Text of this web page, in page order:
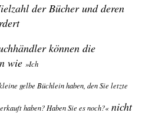
der Bücher und deren
können die
wie »Ich
gelbe Büchlein haben, den Sie letzte
haben? Haben Sie es noch?«nicht